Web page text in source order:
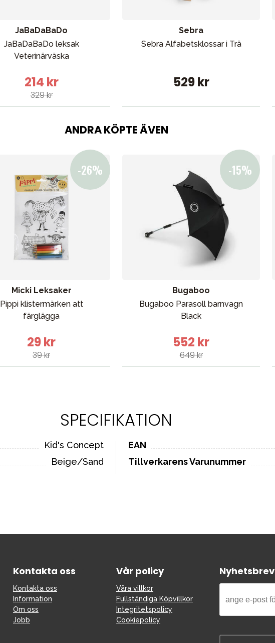
JaBaDaBaDo
JaBaDaBaDo leksak
Veterinärväska
214 kr
329 kr
Sebra
Sebra Alfabetsklossar i Trä
529 kr
ANDRA KÖPTE ÄVEN
Micki Leksaker
Pippi klistermärken att
färglägga
29 kr
39 kr
Bugaboo
Bugaboo Parasoll barnvagn
Black
552 kr
649 kr
SPECIFIKATION
Kid's Concept
Beige/Sand
EAN
Tillverkarens Varunummer
Kontakta oss
Kontakta oss
Information
Om oss
Jobb
Vår policy
Våra villkor
Fullständiga Köpvillkor
Integritetspolicy
Cookiepolicy
Nyhetsbrev